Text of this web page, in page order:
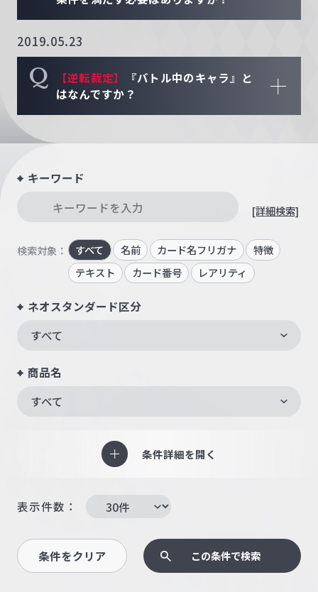
2019.05.23
Q 【逆転裁定】
『バトル中のキャラ』と
はなんですか？
キーワード
[詳細検索]
検索対象： すべて 名前 カード名フリガナ
特徴
テキスト
カード番号 レアリティ
ネオスタンダード区分
すべて
商品名
すべて
条件詳細を開く
表示件数：
条件をクリア この条件で検索